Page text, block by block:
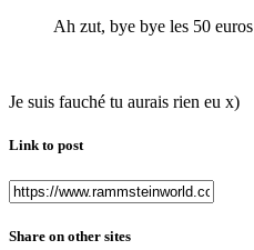
Ah zut, bye bye les 50 euros
Je suis fauché tu aurais rien eu x)
Link to post
Share on other sites